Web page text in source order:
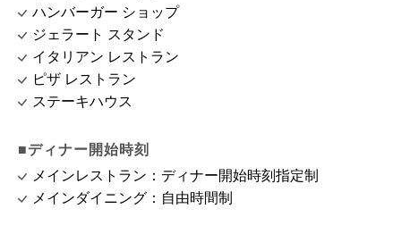
ハンバーガー ショップ
ジェラート スタンド
イタリアン レストラン
ピザ レストラン
ステーキハウス
■ディナー開始時刻
メインレストラン：ディナー開始時刻指定制
メインダイニング：自由時間制